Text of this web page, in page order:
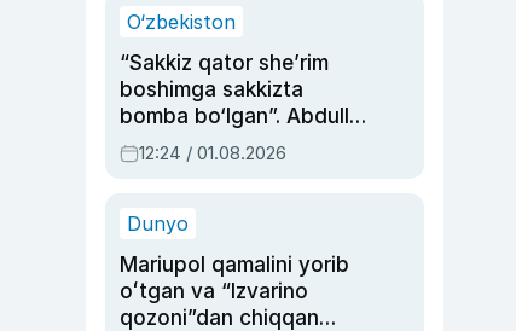
O‘zbekiston
“Sakkiz qator she’rim
boshimga sakkizta
bomba bo‘lgan”. Abdulla
Oripovni siyosiy
ayblovlardan asrab
12:24 / 01.08.2026
Dunyo
Mariupol qamalini yorib
oʻtgan va “Izvarino
qozoni”dan chiqqan